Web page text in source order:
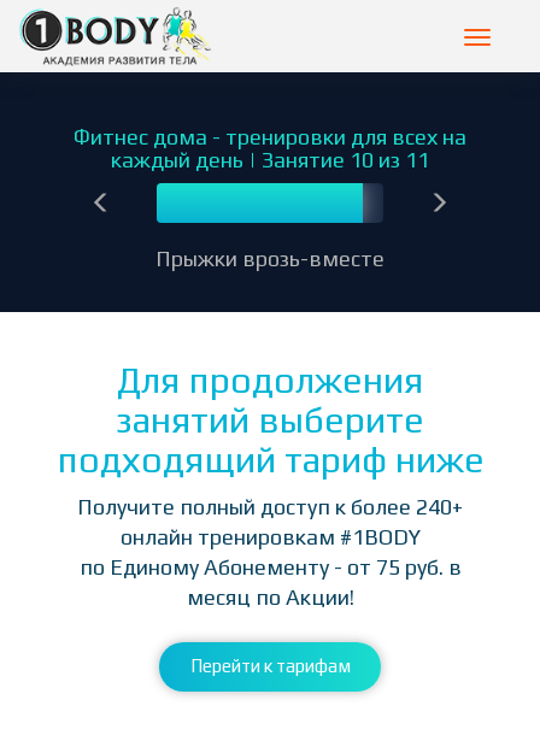
Toggle
Фитнес дома - тренировки для всех на
каждый день | Занятие 10 из 11
Прыжки врозь-вместе
Для продолжения
занятий выберите
подходящий тариф ниже
Получите полный доступ к более 240+
онлайн тренировкам #1BODY
по Единому Абонементу - от 75 руб. в
месяц по Акции!
Перейти к тарифам